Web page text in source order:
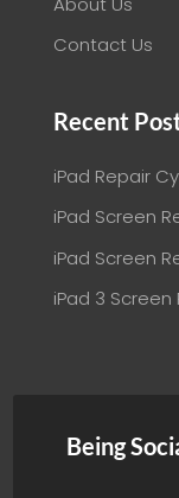
Contact Us
Recent
iPad Repair
iPad Screen
iPad Screen
iPad 3
Being